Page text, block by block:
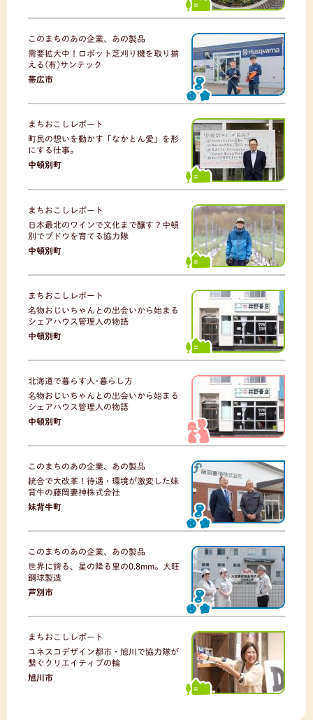
このまちのあの企業、あの製品
需要拡大中！ロボット芝刈り機を取り揃
える(有)サンテック
帯広市
まちおこしレポート
町民の想いを動かす「なかとん愛」を形
にする仕事。
中頓別町
まちおこしレポート
日本最北のワインで文化まで醸す？中頓
別でブドウを育てる協力隊
中頓別町
まちおこしレポート
名物おじいちゃんとの出会いから始まる
シェアハウス管理人の物語
中頓別町
北海道で暮らす人･暮らし方
名物おじいちゃんとの出会いから始まる
シェアハウス管理人の物語
中頓別町
このまちのあの企業、あの製品
統合で大改革！待遇・環境が激変した妹
背牛の藤岡妻神株式会社
妹背牛町
このまちのあの企業、あの製品
世界に誇る、星の降る里の0.8mm。大旺
鋼球製造
芦別市
まちおこしレポート
ユネスコデザイン都市・旭川で協力隊が
繋ぐクリエイティブの輪
旭川市